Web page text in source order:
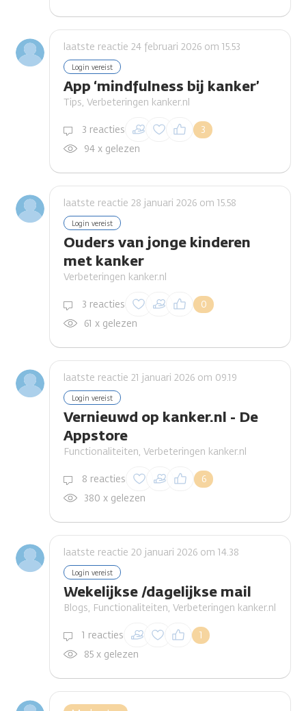
laatste reactie 24 februari 2026 om 15.53
Login vereist
App ‘mindfulness bij kanker’
Tips, Verbeteringen kanker.nl
3 reacties 3
Inloggen om een
reactie te plaatsen
94 x gelezen
laatste reactie 28 januari 2026 om 15.58
Login vereist
Ouders van jonge kinderen
met kanker
Verbeteringen kanker.nl
3 reacties 0
Inloggen om een
reactie te plaatsen
61 x gelezen
laatste reactie 21 januari 2026 om 09.19
Login vereist
Vernieuwd op kanker.nl - De
Appstore
Functionaliteiten, Verbeteringen kanker.nl
8 reacties 6
Inloggen om een
reactie te plaatsen
380 x gelezen
laatste reactie 20 januari 2026 om 14.38
Login vereist
Wekelijkse /dagelijkse mail
Blogs, Functionaliteiten, Verbeteringen kanker.nl
1 reacties 1
Inloggen om een
reactie te plaatsen
85 x gelezen